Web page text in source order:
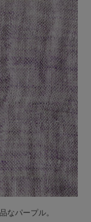
なパープル。